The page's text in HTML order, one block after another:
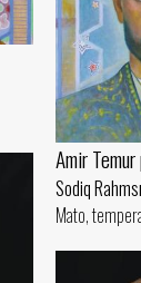
Amir
Sodiq
Mato,